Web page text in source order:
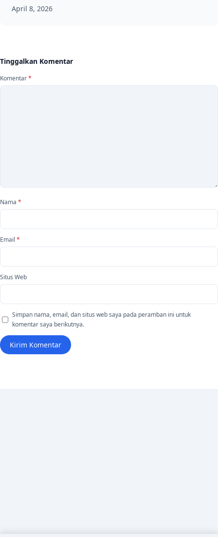
April 8, 2026
Tinggalkan Komentar
Komentar*
Nama *
Email *
Situs Web
Simpan nama, email, dan situs web saya pada peramban ini untuk
komentar saya berikutnya.